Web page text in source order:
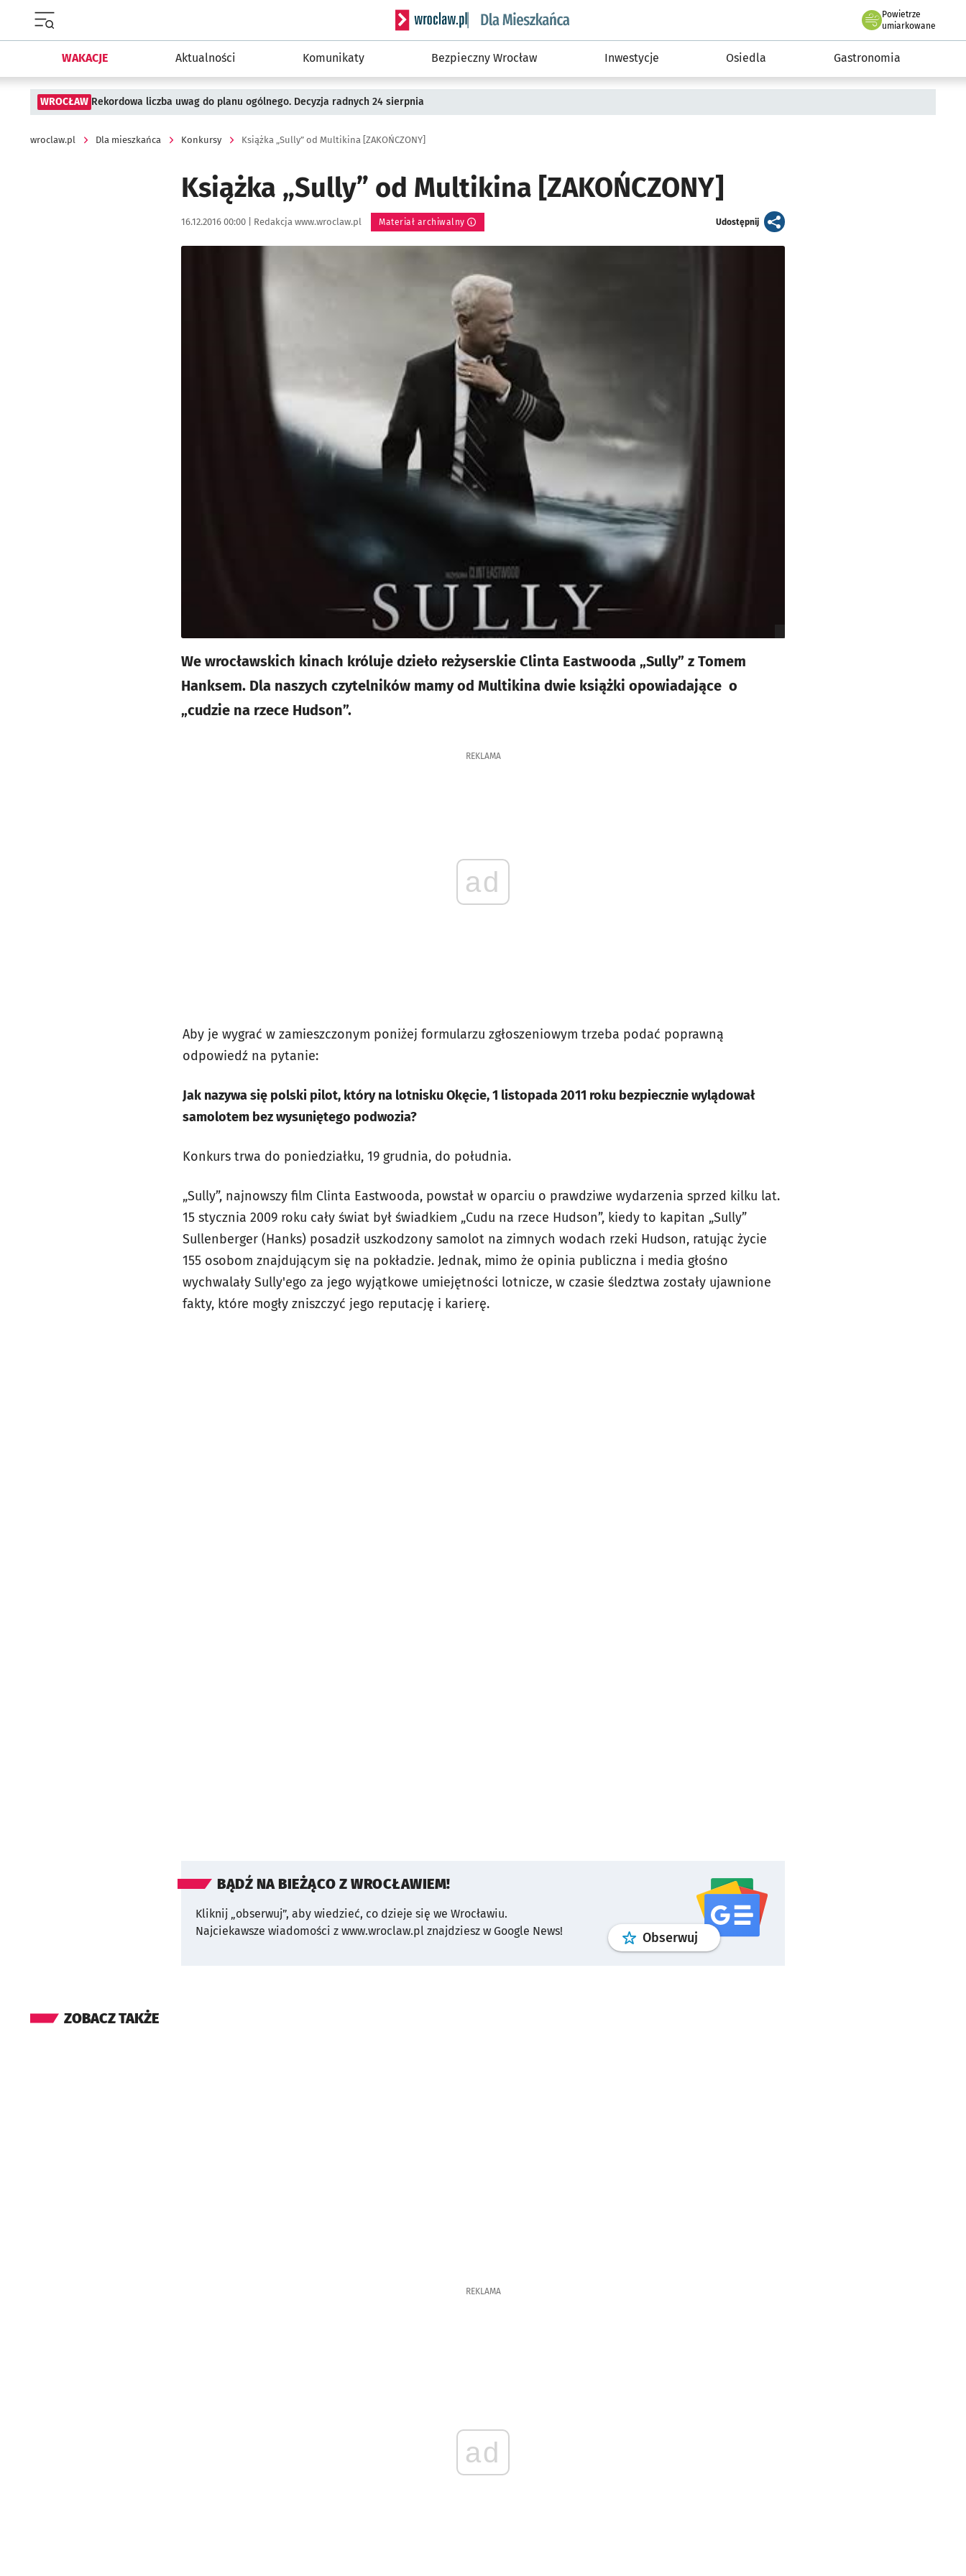
Serwis informacyjny wroclaw.pl podserwis: Dla mieszkańca
Powietrze
we Wrocławiu
umiarkowane
WAKACJE Aktualności Komunikaty Bezpieczny Wrocław Inwestycje Osiedla Gastronomia
WROCŁAW Rekordowa liczba uwag do planu ogólnego. Decyzja radnych 24 sierpnia
wroclaw.pl Dla mieszkańca Konkursy Książka „Sully” od Multikina [ZAKOŃCZONY]
Książka „Sully” od Multikina [ZAKOŃCZONY]
Data publikacji:
16.12.2016 00:00 | Autor:
Redakcja www.wroclaw.pl Materiał archiwalny Udostępnijartykuł
We wrocławskich kinach króluje dzieło reżyserskie Clinta Eastwooda „Sully” z Tomem
Hanksem. Dla naszych czytelników mamy od Multikina dwie książki opowiadające o
„cudzie na rzece Hudson”.
REKLAMA
ad
Aby je wygrać w zamieszczonym poniżej formularzu zgłoszeniowym trzeba podać poprawną
odpowiedź na pytanie:
Jak nazywa się polski pilot, który na lotnisku Okęcie, 1 listopada 2011 roku bezpiecznie wylądował
samolotem bez wysuniętego podwozia?
Konkurs trwa do poniedziałku, 19 grudnia, do południa.
„Sully”, najnowszy film Clinta Eastwooda, powstał w oparciu o prawdziwe wydarzenia sprzed kilku lat.
15 stycznia 2009 roku cały świat był świadkiem „Cudu na rzece Hudson”, kiedy to kapitan „Sully”
Sullenberger (Hanks) posadził uszkodzony samolot na zimnych wodach rzeki Hudson, ratując życie
155 osobom znajdującym się na pokładzie. Jednak, mimo że opinia publiczna i media głośno
wychwalały Sully'ego za jego wyjątkowe umiejętności lotnicze, w czasie śledztwa zostały ujawnione
fakty, które mogły zniszczyć jego reputację i karierę.
BĄDŹ NA BIEŻĄCO Z WROCŁAWIEM!
Kliknij „obserwuj”, aby wiedzieć, co dzieje się we Wrocławiu.
Najciekawsze wiadomości z www.wroclaw.pl znajdziesz w Google News!
Obserwuj profilgoogle news
ZOBACZ TAKŻE
REKLAMA
ad